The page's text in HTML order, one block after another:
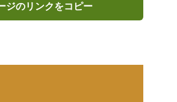
ジのリンクをコピー